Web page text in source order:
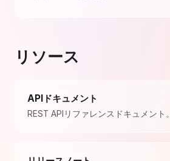
リソース
APIドキュメント
REST APIリファレンスドキュメント。